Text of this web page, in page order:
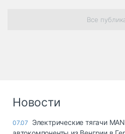
Все
Новости
07.07
Электрические тягачи